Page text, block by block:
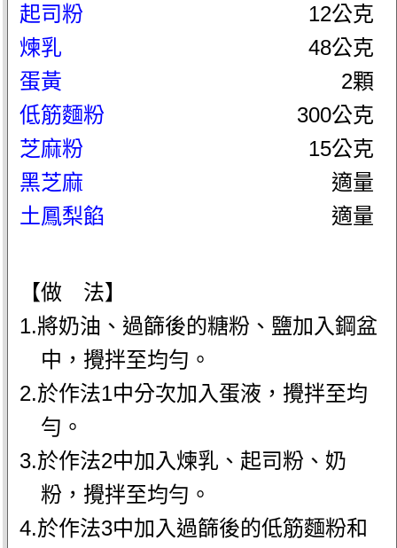
起司粉
12公克
煉乳
48公克
蛋黃
2顆
低筋麵粉
300公克
芝麻粉
15公克
黑芝麻
適量
土鳳梨餡
適量
【做 法】
1.將奶油、過篩後的糖粉、鹽加入鋼盆
中，攪拌至均勻。
2.於作法1中分次加入蛋液，攪拌至均
勻。
3.於作法2中加入煉乳、起司粉、奶
粉，攪拌至均勻。
4.於作法3中加入過篩後的低筋麵粉和